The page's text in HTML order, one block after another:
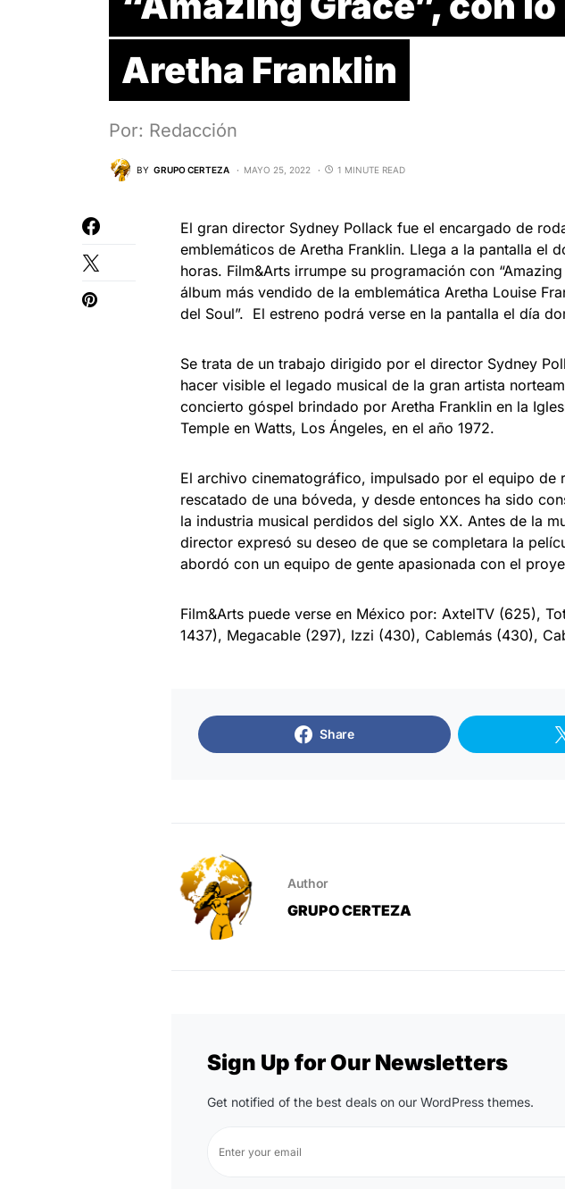
Aretha Franklin
Por: Redacción
BY GRUPO CERTEZA MAYO 25, 2022 1 MINUTE READ
El gran director Sydney Pollack fue el encargado de
emblemáticos de Aretha Franklin. Llega a la pantalla el
horas. Film&Arts irrumpe su programación con
álbum más vendido de la emblemática Aretha Louise
del Soul”. El estreno podrá verse en la pantalla el día
Se trata de un trabajo dirigido por el director Sydney
hacer visible el legado musical de la gran artista
concierto góspel brindado por Aretha Franklin en la
Temple en Watts, Los Ángeles, en el año 1972.
El archivo cinematográfico, impulsado por el equipo de
rescatado de una bóveda, y desde entonces ha sido
la industria musical perdidos del siglo XX. Antes de la
director expresó su deseo de que se completara la
abordó con un equipo de gente apasionada con el
Film&Arts puede verse en México por: AxtelTV (625),
1437), Megacable (297), Izzi (430), Cablemás (430),
Share
Author
GRUPO CERTEZA
Sign Up for Our Newsletters
Get notified of the best deals on our WordPress themes.